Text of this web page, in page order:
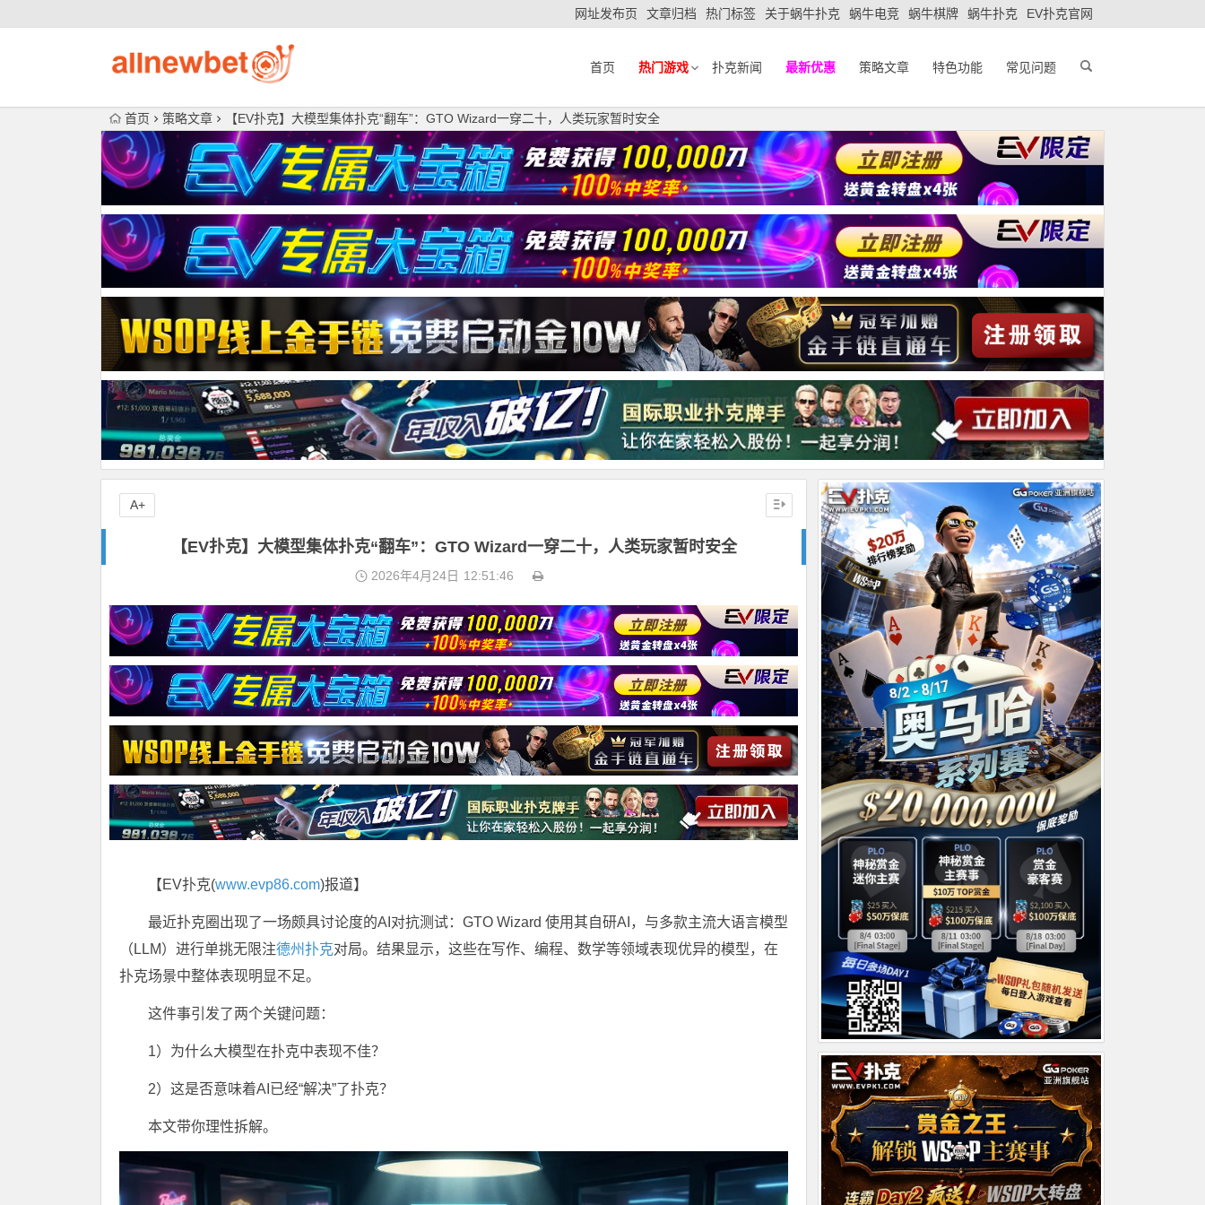
网址发布页 文章归档 热门标签 关于蜗牛扑克 蜗牛电竞 蜗牛棋牌 蜗牛扑克 EV扑克官网
首页 热门游戏 扑克新闻 最新优惠 策略文章 特色功能 常见问题
首页 策略文章 【EV扑克】大模型集体扑克“翻车”：GTO Wizard一穿二十，人类玩家暂时安全
【EV扑克】大模型集体扑克“翻车”：GTO Wizard一穿二十，人类玩家暂时安全
2026年4月24日 12:51:46
【EV扑克(www.evp86.com)报道】
最近扑克圈出现了一场颇具讨论度的AI对抗测试：GTO Wizard 使用其自研AI，与多款主流大语言模型
（LLM）进行单挑无限注德州扑克对局。结果显示，这些在写作、编程、数学等领域表现优异的模型，在
扑克场景中整体表现明显不足。
这件事引发了两个关键问题：
1）为什么大模型在扑克中表现不佳？
2）这是否意味着AI已经“解决”了扑克？
本文带你理性拆解。
A+